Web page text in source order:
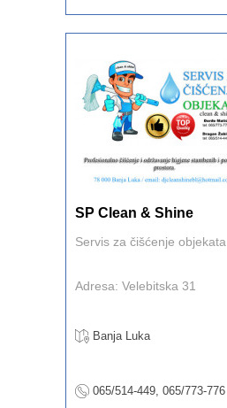
SP Clean & Shine
Servis za čišćenje objekata
Adresa: Velebitska 31
Banja Luka
065/514-449, 065/773-776